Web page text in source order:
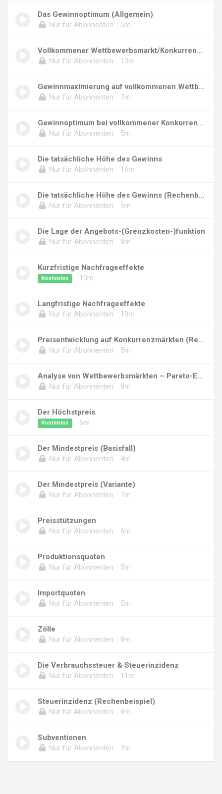
Das Gewinnoptimum (Allgemein)
Nur für Abonnenten
5m
Vollkommener Wettbewerbsmarkt/Konkurrenzmarkt
Nur für Abonnenten
13m
Gewinnmaximierung auf vollkommenen Wettbewerb...
Nur für Abonnenten
7m
Gewinnoptimum bei vollkommener Konkurrenz (in...
Nur für Abonnenten
5m
Die tatsächliche Höhe des Gewinns
Nur für Abonnenten
16m
Die tatsächliche Höhe des Gewinns (Rechenbeis...
Nur für Abonnenten
5m
Die Lage der Angebots-(Grenzkosten-)funktion
Nur für Abonnenten
8m
Kurzfristige Nachfrageeffekte
Kostenlos 10m
Langfristige Nachfrageeffekte
Nur für Abonnenten
10m
Preisentwicklung auf Konkurrenzmärkten (Reche...
Nur für Abonnenten
5m
Analyse von Wettbewerbsmärkten – Pareto-Effiz...
Nur für Abonnenten
8m
Der Höchstpreis
Kostenlos 6m
Der Mindestpreis (Basisfall)
Nur für Abonnenten
4m
Der Mindestpreis (Variante)
Nur für Abonnenten
7m
Preisstützungen
Nur für Abonnenten
6m
Produktionsquoten
Nur für Abonnenten
5m
Importquoten
Nur für Abonnenten
5m
Zölle
Nur für Abonnenten
8m
Die Verbrauchssteuer & Steuerinzidenz
Nur für Abonnenten
11m
Steuerinzidenz (Rechenbeispiel)
Nur für Abonnenten
8m
Subventionen
Nur für Abonnenten
7m